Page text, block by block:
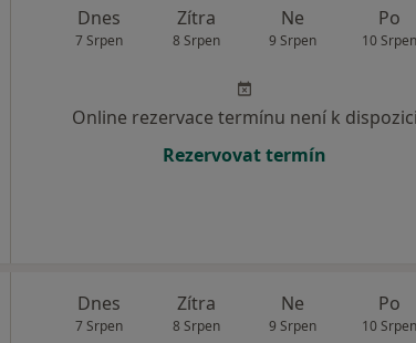
Dnes
7 Srpen
Zítra
8 Srpen
Ne
9 Srpen
Po
10 Srpen
Online rezervace termínu není k dispozici
Rezervovat termín
Dnes
7 Srpen
Zítra
8 Srpen
Ne
9 Srpen
Po
10 Srpen